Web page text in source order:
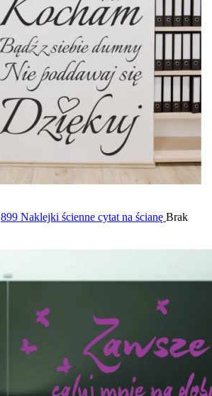
899 Naklejki ścienne cytat na ścianę Brak